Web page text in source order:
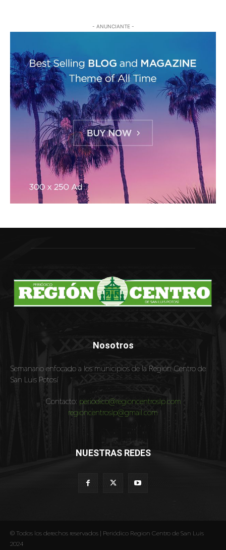
- ANUNCIANTE -
Nosotros
Semanario enfocado a los municipios de la Región Centro de
San Luis Potosí
Contacto: periodico@regioncentroslp.com
regioncentroslp@gmail.com
NUESTRAS REDES
© Todos los derechos reservados | Periódico Region Centro de San Luis
2024